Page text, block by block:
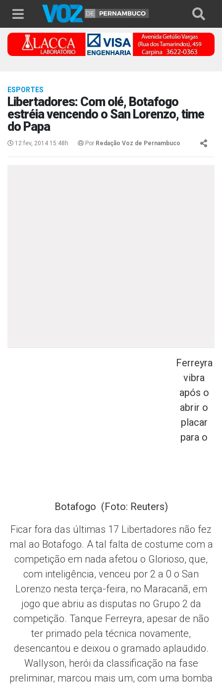
ESPORTES
Libertadores: Com olé, Botafogo
estréia vencendo o San Lorenzo, time
do Papa
12 fev, 2014 15:48h Por Redação Voz de Pernambuco
Ferreyra
vibra
após o
abrir o
placar
para o
Botafogo (Foto: Reuters)
Ficar fora das últimas 17 Libertadores não fez
mal ao Botafogo. A tal falta de costume com a
competição em nada afetou o Glorioso, que,
com inteligência, venceu por 2 a 0 o San
Lorenzo nesta terça-feira, no Maracanã, em
jogo que abriu as disputas no Grupo 2 da
competição. Tanque Ferreyra, apesar de não
ter primado pela técnica novamente,
desencantou e deixou o gramado aplaudido.
Wallyson, herói da classificação na fase
preliminar, marcou mais um, com uma bomba